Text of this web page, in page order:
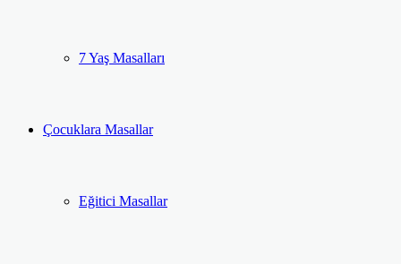
7 Yaş Masalları
Çocuklara Masallar
Eğitici Masallar